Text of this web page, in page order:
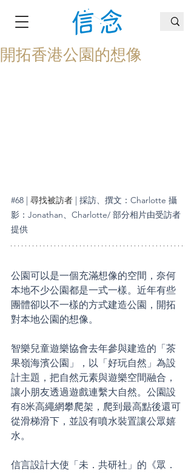
開拓香港公園的想像
#68 尋找被訪者 | 採訪、撰文：Charlotte 攝
影：Jonathan、Charlotte/ 部分相片由受訪者
提供
公園可以是一個充滿想像的空間，奈何
本地不少公園都是一式一樣。近年有些
團體卻以不一樣的方式建造公園，開拓
對本地公園的想像。
智樂兒童遊樂協會去年參與建造的「茶
果嶺海濱公園」，以「好玩自然」為設
計主題，把自然元素與遊樂空間融合，
讓小朋友透過遊戲連繫大自然。公園設
有8米高繩網攀爬架，爬到最高點後還可
從滑梯滑下，並設有噴水裝置讓公眾嬉
水。
信言設計大使「未．共研社」的《眾．